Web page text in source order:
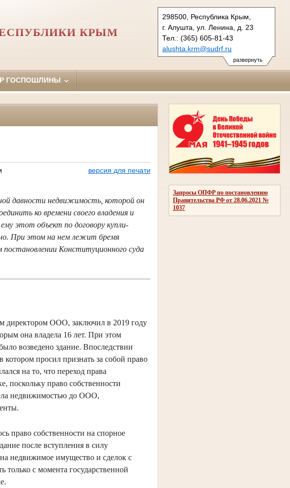
развернуть
298500, Республика Крым,
г. Алушта, ул. Ленина, д. 23
Тел.: (365) 605-81-43
alushta.krm@sudrf.ru
КРЫМ
ГОСПОШЛИНЫ
Запросы ОПФР по постановлению
Правительства РФ от 28.06.2021 №
1037
версия для печати
давности недвижимость, которой он
ко времени своего владения и
этот объект по договору купли-
При этом на нем лежит бремя
Конституционного суда
директором ООО, заключил в 2019 году
она владела 16 лет. При этом
возведено здание. Впоследствии
просил признать за собой право
на то, что переход права
поскольку право собственности
недвижимостью до ООО,
право собственности на спорное
после вступления в силу
недвижимое имущество и сделок с
только с момента государственной